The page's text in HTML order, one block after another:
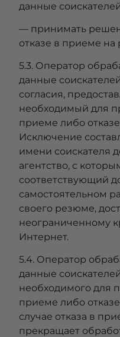
данные
— принимать
отказе в приеме на
5.3. Оператор
данные
согласия,
необходимый для
приеме либо
Исключение
имени соискателя
агентство, с
соответствующий
самостоятельном
своего резюме,
неограниченному
Интернет.
5.4. Оператор
данные
необходимого для
приеме либо
случае отказа в
прекращает